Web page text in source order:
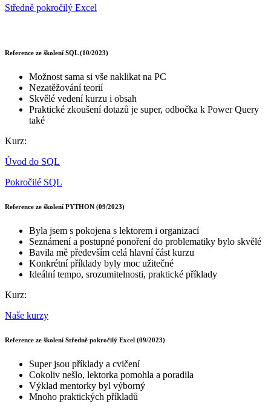
Středně pokročilý Excel
Reference ze školení SQL (10/2023)
Možnost sama si vše naklikat na PC
Nezatěžování teorií
Skvělé vedení kurzu i obsah
Praktické zkoušení dotazů je super, odbočka k Power Query
také
Kurz:
Úvod do SQL
Pokročilé SQL
Reference ze školení PYTHON (09/2023)
Byla jsem s pokojena s lektorem i organizací
Seznámení a postupné ponoření do problematiky bylo skvělé
Bavila mě především celá hlavní část kurzu
Konkrétní příklady byly moc užitečné
Ideální tempo, srozumitelnosti, praktické příklady
Kurz:
Naše kurzy
Reference ze školení Středně pokročilý Excel (09/2023)
Super jsou příklady a cvičení
Cokoliv nešlo, lektorka pomohla a poradila
Výklad mentorky byl výborný
Mnoho praktických příkladů